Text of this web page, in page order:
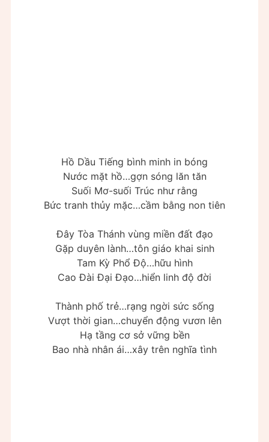
Hồ Dầu Tiếng bình minh in bóng
Nước mặt hồ…gợn sóng lăn tăn
Suối Mơ-suối Trúc như rằng
Bức tranh thủy mặc…cầm bằng non tiên
Đây Tòa Thánh vùng miền đất đạo
Gặp duyên lành…tôn giáo khai sinh
Tam Kỳ Phổ Độ…hữu hình
Cao Đài Đại Đạo…hiển linh độ đời
Thành phố trẻ…rạng ngời sức sống
Vượt thời gian…chuyển động vươn lên
Hạ tầng cơ sở vững bền
Bao nhà nhân ái…xây trên nghĩa tình